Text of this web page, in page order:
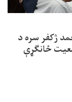
ژکفر سره د
ځانګړې